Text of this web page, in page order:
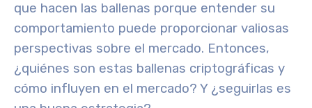
que hacen las ballenas porque entender su
comportamiento puede proporcionar valiosas
perspectivas sobre el mercado. Entonces,
¿quiénes son estas ballenas criptográficas y
cómo influyen en el mercado? Y ¿seguirlas es